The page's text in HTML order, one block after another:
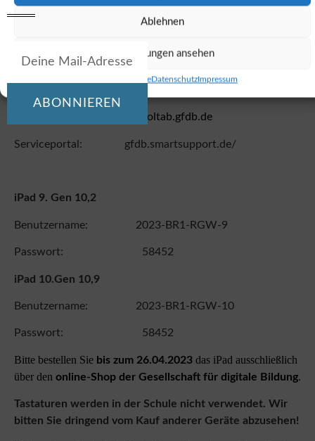
Ablehnen
Einstellungen ansehen
Cookie-RichtlinieDatenschutzImpressum
10. Generation über den Bestelllink und den
entsprechenden Benutzerdaten unserer Schule bestellt
schooltab.gfdb.de
Serviceportal: gfdb.smartsupport.de/
iPad 9. Gen 10,2
Benutzername: 2023-BR1-RGW-9
Passwort: 58452
iPad 10.Gen 10,9
Benutzername: 2023-BR1-RGW-10
Passwort: 58452
Bitte bestellen Sie bis zum 26.04.2023 das iPad ausschließlich
über den online-Shop der Gesellschaft für digitale Bildung.
Tastaturen werden in der Schule nicht verwendet. Wir
bitten Sie dringend vom Kauf anderer Geräte abzusehen!
ABONNIEREN